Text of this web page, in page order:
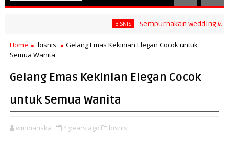
BISNIS Sempurnakan Wedding
Home bisnis
Gelang Emas Kekinian Elegan Cocok untuk
Semua Wanita
Gelang Emas Kekinian Elegan Cocok
untuk Semua Wanita
windiariska 4 years ago bisnis,